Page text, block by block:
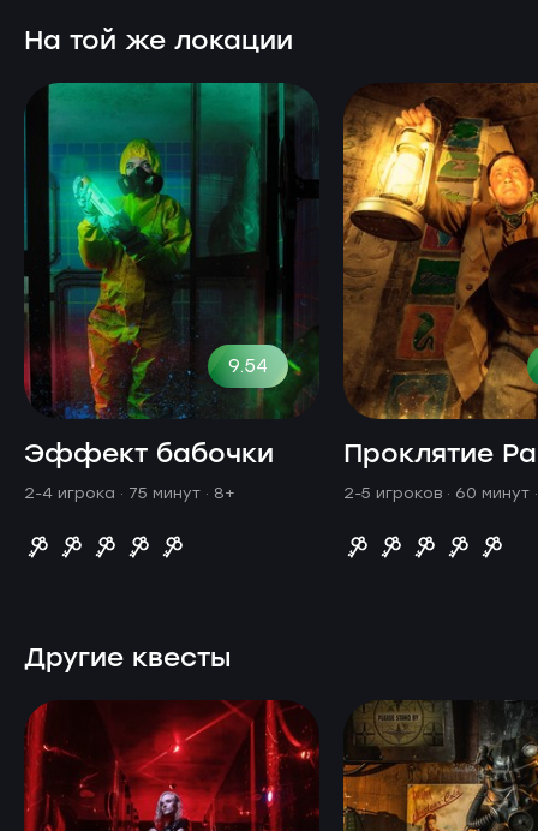
На той же локации
9.54
Эффект бабочки
2-4 игрока · 75 минут · 8+
Проклятие
2-5 игроков · 60 минут
Другие квесты